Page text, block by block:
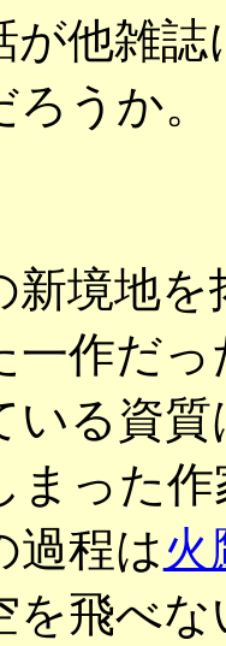
が他雑
ろうか
新境地
一作だっ
いる資
まった作
過程は火
を飛べ